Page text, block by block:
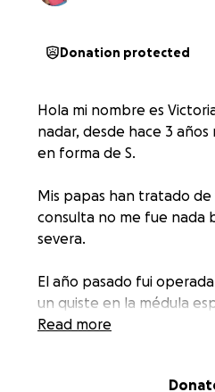
Donation protected
Hola mi nombre es
nadar, desde hace 3 años
en forma de S.
Mis papas han tratado
consulta no me fue nada
severa.
El año pasado fui
un quiste en la médula
Read more